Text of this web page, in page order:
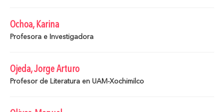
Ochoa, Karina
Profesora e Investigadora
Ojeda, Jorge Arturo
Profesor de Literatura en UAM-Xochimilco